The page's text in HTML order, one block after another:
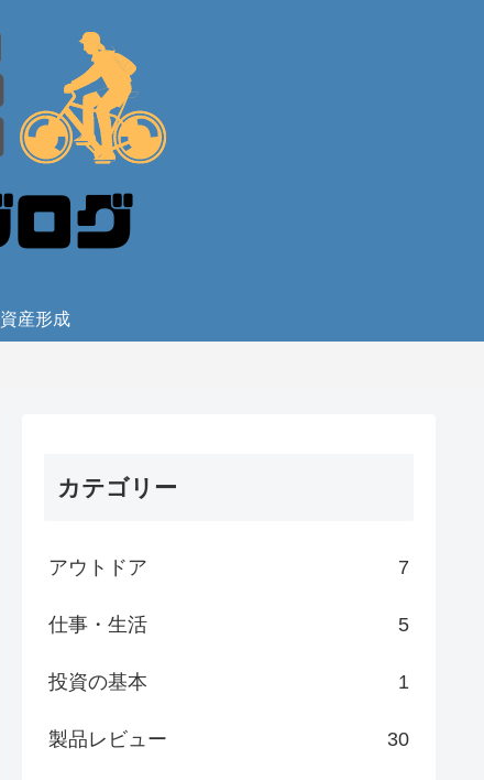
資産形成
カテゴリー
アウトドア 7
仕事・生活 5
投資の基本 1
製品レビュー 30